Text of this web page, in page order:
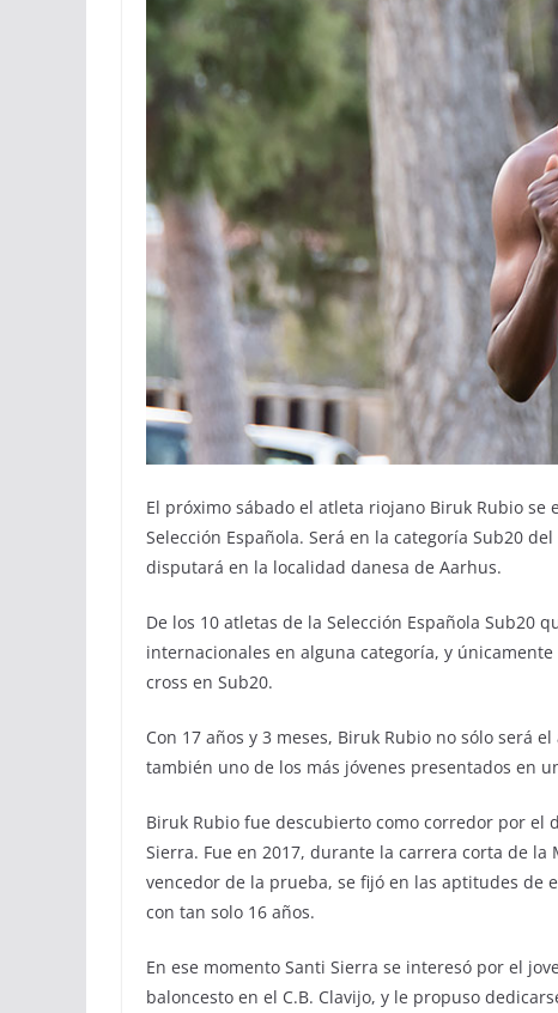
El próximo sábado el atleta riojano Biruk Rubio
Selección Española. Será en la categoría Sub20
disputará en la localidad danesa de Aarhus.
De los 10 atletas de la Selección Española Sub20
internacionales en alguna categoría, y
cross en Sub20.
Con 17 años y 3 meses, Biruk Rubio no sólo será
también uno de los más jóvenes presentados en
Biruk Rubio fue descubierto como corredor por
Sierra. Fue en 2017, durante la carrera corta de
vencedor de la prueba, se fijó en las aptitudes de
con tan solo 16 años.
En ese momento Santi Sierra se interesó por el
baloncesto en el C.B. Clavijo, y le propuso